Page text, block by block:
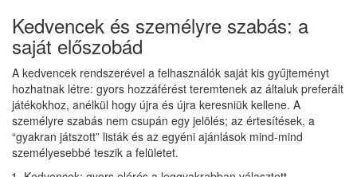
Kedvencek és személyre szabás: a
saját előszobád
A kedvencek rendszerével a felhasználók saját kis gyűjteményt
hozhatnak létre: gyors hozzáférést teremtenek az általuk preferált
játékokhoz, anélkül hogy újra és újra keresniük kellene. A
személyre szabás nem csupán egy jelölés; az értesítések, a
“gyakran játszott” listák és az egyéni ajánlások mind-mind
személyesebbé teszik a felületet.